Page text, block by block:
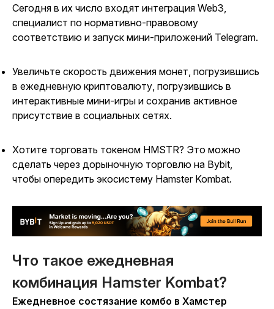
Сегодня в их число входят интеграция Web3,
специалист по нормативно-правовому
соответствию и запуск мини-приложений Telegram.
Увеличьте скорость движения монет, погрузившись
в ежедневную криптовалюту, погрузившись в
интерактивные мини-игры и сохранив активное
присутствие в социальных сетях.
Хотите торговать токеном HMSTR? Это можно
сделать через дорыночную торговлю на Bybit,
чтобы опередить экосистему Hamster Kombat.
Что такое ежедневная
комбинация Hamster Kombat?
Ежедневное состязание комбо в Хамстер